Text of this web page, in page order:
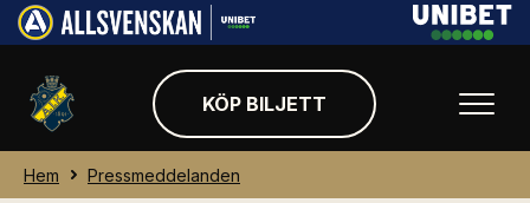
KÖP BILJETT
Hem Pressmeddelanden